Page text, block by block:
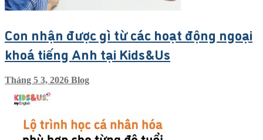
Con nhận được gì từ các hoạt động ngoại
khoá tiếng Anh tại Kids&Us
Tháng 5 3, 2026 Blog